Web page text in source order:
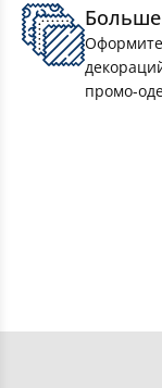
Чехлы для
Сумки
Оформите
промо-